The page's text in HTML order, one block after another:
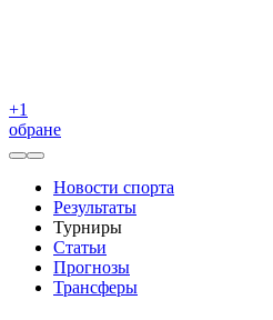
+1
обране
Новости спорта
Результаты
Турниры
Статьи
Прогнозы
Трансферы